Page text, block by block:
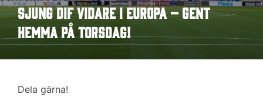
Sjung DIF vidare i Europa – Gent
hemma på torsdag!
Dela gärna!